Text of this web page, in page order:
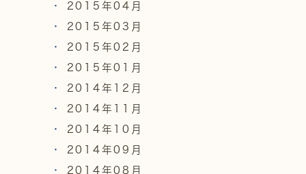
2015年04月
2015年03月
2015年02月
2015年01月
2014年12月
2014年11月
2014年10月
2014年09月
2014年08月